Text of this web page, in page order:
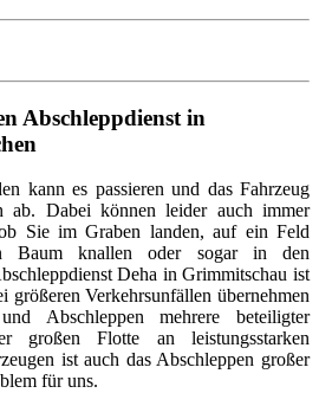
Abschleppdienst in
kann es passieren und das Fahrzeug
ab. Dabei können leider auch immer
Sie im Graben landen, auf ein Feld
Baum knallen oder sogar in den
Deha in Grimmitschau ist
größeren Verkehrsunfällen übernehmen
Abschleppen mehrere beteiligter
großen Flotte an leistungsstarken
ist auch das Abschleppen großer
für uns.